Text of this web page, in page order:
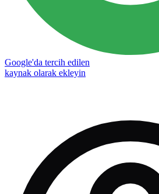
Google'da tercih edilen
kaynak olarak ekleyin